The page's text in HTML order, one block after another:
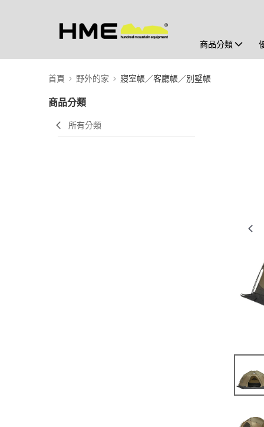
商品分類
首頁 野外的家 寢室帳／客廳帳／別墅帳
商品分類
所有分類